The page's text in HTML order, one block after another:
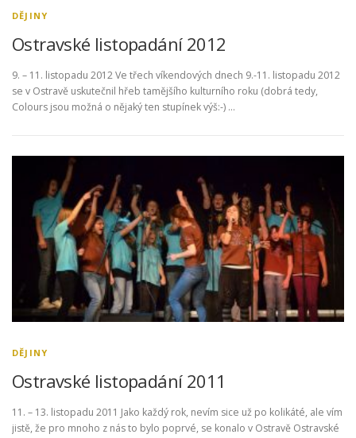
DĚJINY
Ostravské listopadání 2012
9. – 11. listopadu 2012 Ve třech víkendových dnech 9.-11. listopadu 2012
se v Ostravě uskutečnil hřeb tamějšího kulturního roku (dobrá tedy,
Colours jsou možná o nějaký ten stupínek výš:-) …
DĚJINY
Ostravské listopadání 2011
11. – 13. listopadu 2011 Jako každý rok, nevím sice už po kolikáté, ale vím
jistě, že pro mnoho z nás to bylo poprvé, se konalo v Ostravě Ostravské